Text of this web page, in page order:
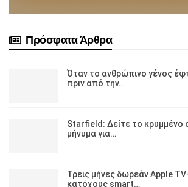
Πρόσφατα Άρθρα
Όταν το ανθρώπινο γένος
πριν από την…
Starfield: Δείτε το κρυμμένο
μήνυμα για…
Τρεις μήνες δωρεάν Apple
κατόχους smart…